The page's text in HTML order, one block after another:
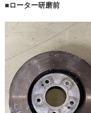
■ローター研磨前